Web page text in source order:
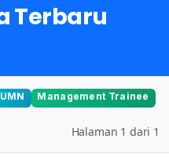
Terbaru
Management Trainee
Halaman 1 dari 1